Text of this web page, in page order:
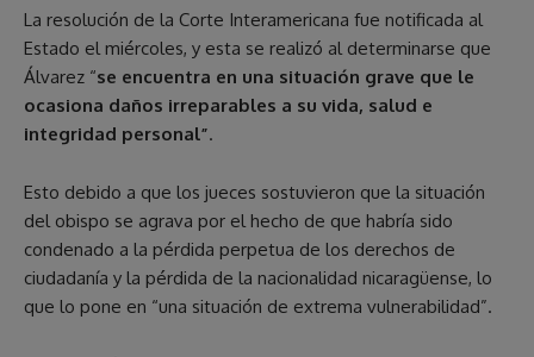
La resolución de la Corte Interamericana fue notificada al
Estado el miércoles, y esta se realizó al determinarse que
Álvarez “se encuentra en una situación grave que le
ocasiona daños irreparables a su vida, salud e
integridad personal”.
Esto debido a que los jueces sostuvieron que la situación
del obispo se agrava por el hecho de que habría sido
condenado a la pérdida perpetua de los derechos de
ciudadanía y la pérdida de la nacionalidad nicaragüense, lo
que lo pone en “una situación de extrema vulnerabilidad”.